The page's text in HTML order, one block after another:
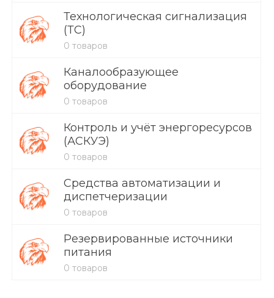
Технологическая сигнализация
(ТС)
0 товаров
Каналообразующее
оборудование
0 товаров
Контроль и учёт энергоресурсов
(АСКУЭ)
0 товаров
Средства автоматизации и
диспетчеризации
0 товаров
Резервированные источники
питания
0 товаров